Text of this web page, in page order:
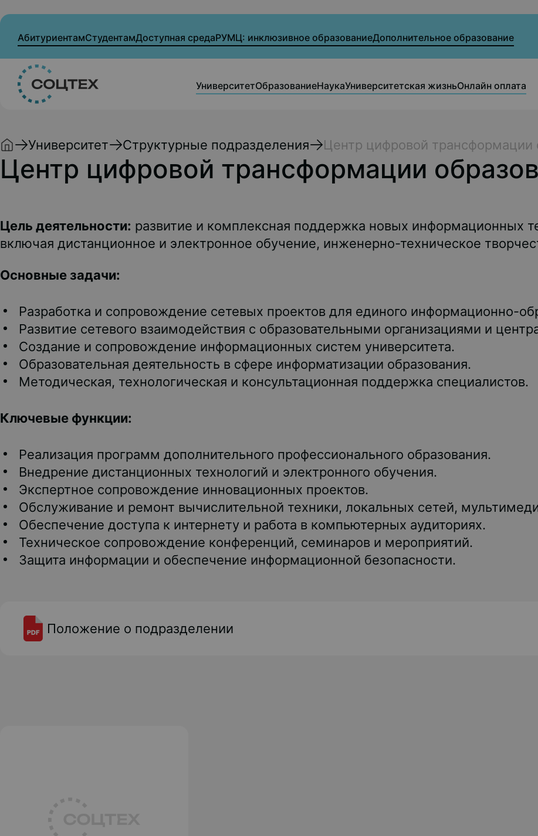
АбитуриентамСтудентамДоступная средаРУМЦ: инклюзивное образованиеДополнительное образование
УниверситетОбразованиеНаукаУниверситетская жизньОнлайн оплата
Университет Структурные подразделения Центр цифровой трансформации
Центр цифровой трансформации
Цель деятельности: развитие и комплексная поддержка новых информационных
включая дистанционное и электронное обучение, инженерно-техническое
Основные задачи:
Разработка и сопровождение сетевых проектов для единого информационно-
Развитие сетевого взаимодействия с образовательными организациями и
Создание и сопровождение информационных систем университета.
Образовательная деятельность в сфере информатизации образования.
Методическая, технологическая и консультационная поддержка специалистов.
Ключевые функции:
Реализация программ дополнительного профессионального образования.
Внедрение дистанционных технологий и электронного обучения.
Экспертное сопровождение инновационных проектов.
Обслуживание и ремонт вычислительной техники, локальных сетей,
Обеспечение доступа к интернету и работа в компьютерных аудиториях.
Техническое сопровождение конференций, семинаров и мероприятий.
Защита информации и обеспечение информационной безопасности.
Положение о подразделении